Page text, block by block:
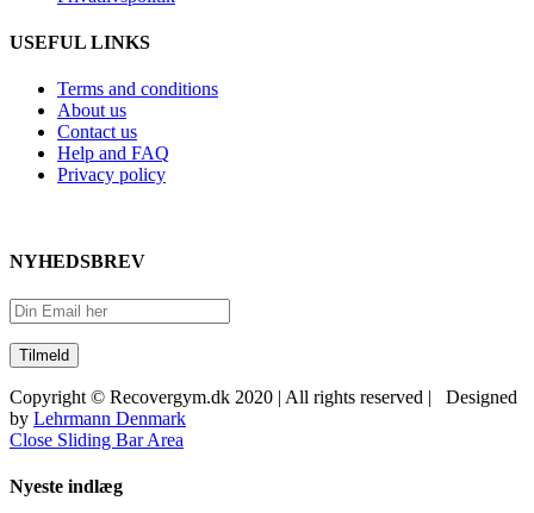
USEFUL LINKS
Terms and conditions
About us
Contact us
Help and FAQ
Privacy policy
NYHEDSBREV
Copyright © Recovergym.dk 2020 | All rights reserved | Designed
by Lehrmann Denmark
Close Sliding Bar Area
Nyeste indlæg